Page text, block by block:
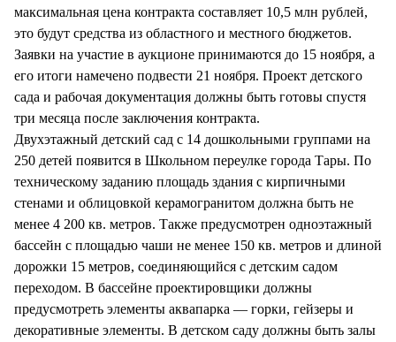
максимальная цена контракта составляет 10,5 млн рублей,
это будут средства из областного и местного бюджетов.
Заявки на участие в аукционе принимаются до 15 ноября, а
его итоги намечено подвести 21 ноября. Проект детского
сада и рабочая документация должны быть готовы спустя
три месяца после заключения контракта.
Двухэтажный детский сад с 14 дошкольными группами на
250 детей появится в Школьном переулке города Тары. По
техническому заданию площадь здания с кирпичными
стенами и облицовкой керамогранитом должна быть не
менее 4 200 кв. метров. Также предусмотрен одноэтажный
бассейн с площадью чаши не менее 150 кв. метров и длиной
дорожки 15 метров, соединяющийся с детским садом
переходом. В бассейне проектировщики должны
предусмотреть элементы аквапарка — горки, гейзеры и
декоративные элементы. В детском саду должны быть залы